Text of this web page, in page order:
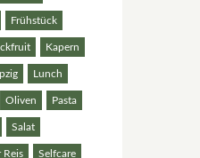
Frühstück
Kapern
Lunch
Oliven Pasta
Salat
Reis Selfcare